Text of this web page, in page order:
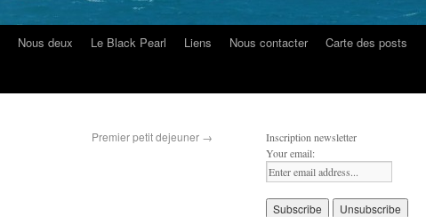
Nous deux Le Black Pearl Liens Nous contacter
Carte des posts
Premier petit dejeuner →
Inscription newsletter
Your email: